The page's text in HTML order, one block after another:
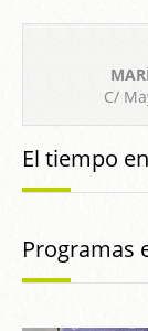
Programas
C/
El tiempo